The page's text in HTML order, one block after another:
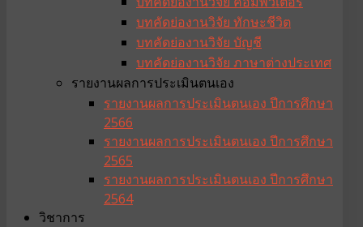
บทคัดย่องานวิจัย ทักษะชีวิต
บทคัดย่องานวิจัย บัญชี
บทคัดย่องานวิจัย ภาษาต่างประเทศ
รายงานผลการประเมินตนเอง
รายงานผลการประเมินตนเอง ปีการศึกษา
2566
รายงานผลการประเมินตนเอง ปีการศึกษา
2565
รายงานผลการประเมินตนเอง ปีการศึกษา
2564
วิชาการ